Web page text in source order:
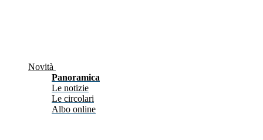
Novità
Panoramica
Le notizie
Le circolari
Albo online